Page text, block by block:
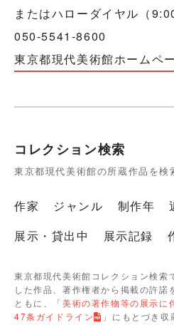
またはハローダイヤル（
050-5541-8600
東京都現代美術館ホームペ
コレクション検索
東京都現代美術館の所蔵作品を検
作家 ジャンル 制作年
展示・貸出中
展示記録
東京都現代美術館コレクション検索
した作品、著作権者から掲載の許諾
ともに、「美術の著作物等の展示に
47条ガイドライン
」にもとづき